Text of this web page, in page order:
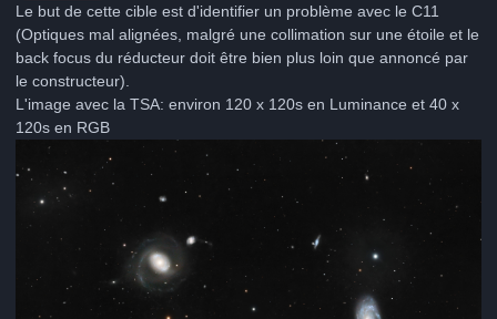
Le but de cette cible est d'identifier un problème avec le C11
(Optiques mal alignées, malgré une collimation sur une étoile et le
back focus du réducteur doit être bien plus loin que annoncé par
le constructeur).
L'image avec la TSA: environ 120 x 120s en Luminance et 40 x
120s en RGB